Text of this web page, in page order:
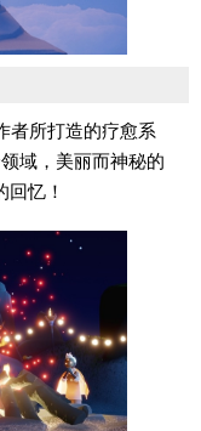
者所打造的疗愈系
域，美丽而神秘的
忆！